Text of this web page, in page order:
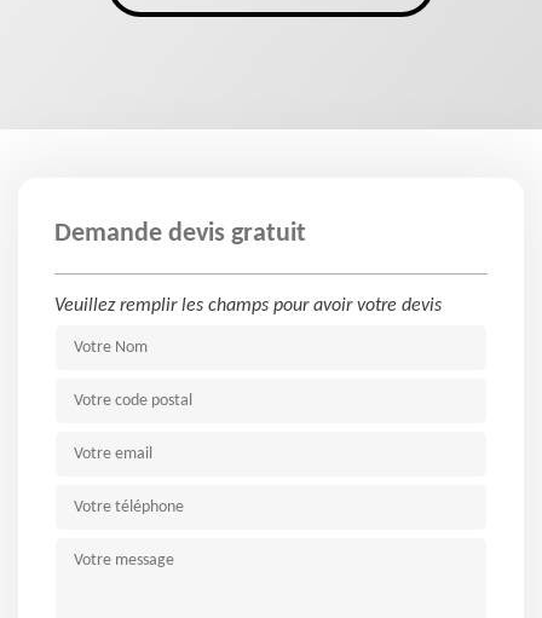
Demande devis gratuit
Veuillez remplir les champs pour avoir votre devis